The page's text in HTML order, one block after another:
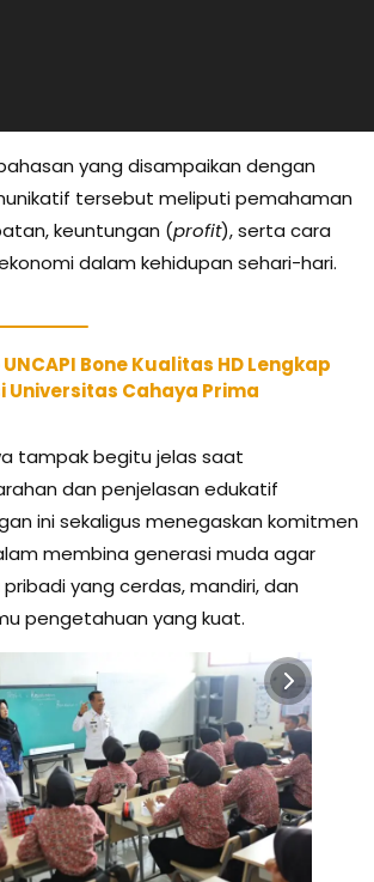
yang disampaikan dengan
tersebut meliputi pemahaman
keuntungan (profit), serta cara
dalam kehidupan sehari-hari.
Bone Kualitas HD Lengkap
Universitas Cahaya Prima
tampak begitu jelas saat
dan penjelasan edukatif
ini sekaligus menegaskan komitmen
membina generasi muda agar
yang cerdas, mandiri, dan
pengetahuan yang kuat.